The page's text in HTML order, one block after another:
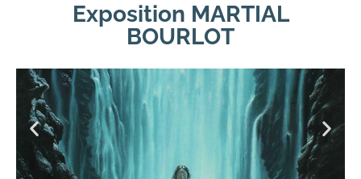
Exposition MARTIAL
BOURLOT